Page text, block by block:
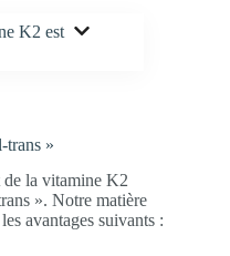
K2 est
trans »
la vitamine K2
». Notre matière
avantages suivants :